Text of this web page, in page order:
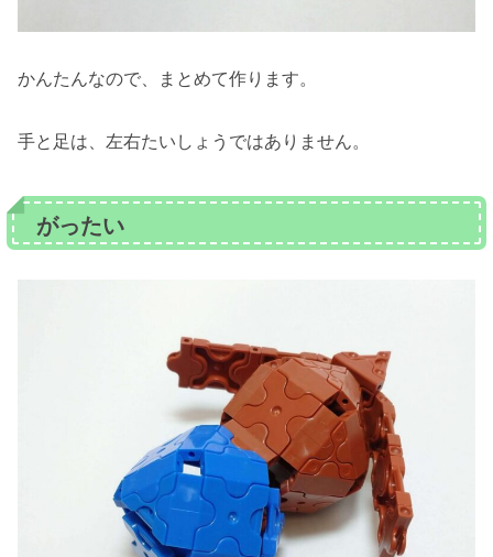
かんたんなので、まとめて作ります。
手と足は、左右たいしょうではありません。
がったい